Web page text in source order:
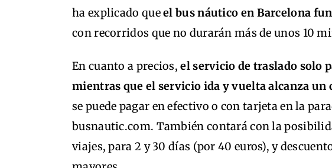
ha explicado queel bus náutico en Barcelona
con recorridos que no durarán más de unos 10
En cuanto a precios,el servicio de traslado solo
mientras que el servicio ida y vuelta alcanza un
se puede pagar en efectivo o con tarjeta en la
busnautic.com. También contará con la
viajes, para 2 y 30 días (por 40 euros), y